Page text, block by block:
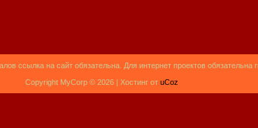
ссылка на сайт обязательна. Для интернет проектов обязательна
Copyright MyCorp © 2026 | Хостинг от uCoz